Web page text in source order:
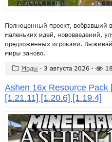
Полноценный проект, вобравший
маленьких идей, нововведений,
предложенных игроками.
миры заново.
Моды · 3 августа 2026 · 18
Ashen 16x Resource Pack
[1.21.11] [1.20.6] [1.19.4]